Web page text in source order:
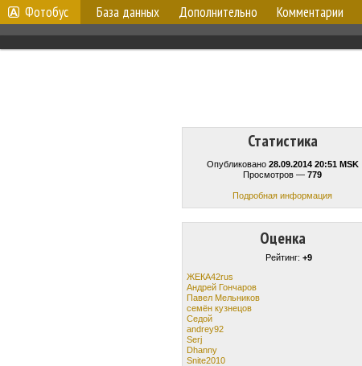
Фотобус База данных Дополнительно Комментарии
Статистика
Опубликовано 28.09.2014 20:51 MSK
Просмотров — 779
Подробная информация
Оценка
Рейтинг: +9
ЖЕКА42rus
Андрей Гончаров
Павел Мельников
семён кузнецов
Cедой
andrey92
Serj
Dhanny
Snite2010